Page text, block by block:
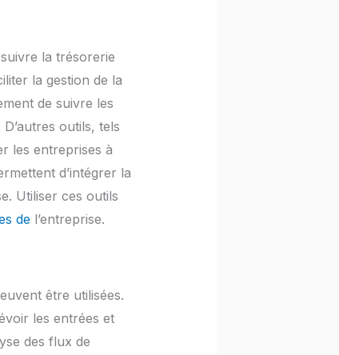
la trésorerie
la gestion de la
de suivre les
outils, tels
les entreprises à
d’intégrer la
Utiliser ces outils
del’entreprise.
être utilisées.
les entrées et
des flux de